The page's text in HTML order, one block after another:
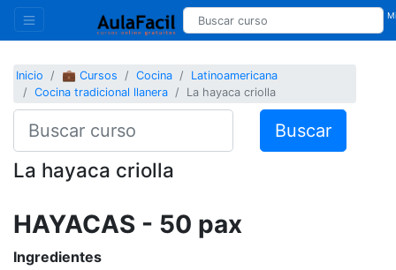
Inicio 💼 Cursos Cocina
Latinoamericana
Cocina tradicional llanera
La hayaca criolla
Buscar
La hayaca criolla
HAYACAS - 50 pax
Ingredientes